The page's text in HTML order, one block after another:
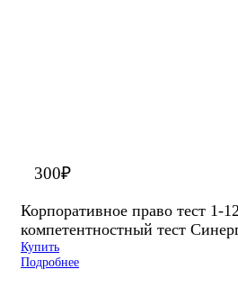
300₽
Корпоративное право тест 1-
компетентностный тест
Купить
Подробнее